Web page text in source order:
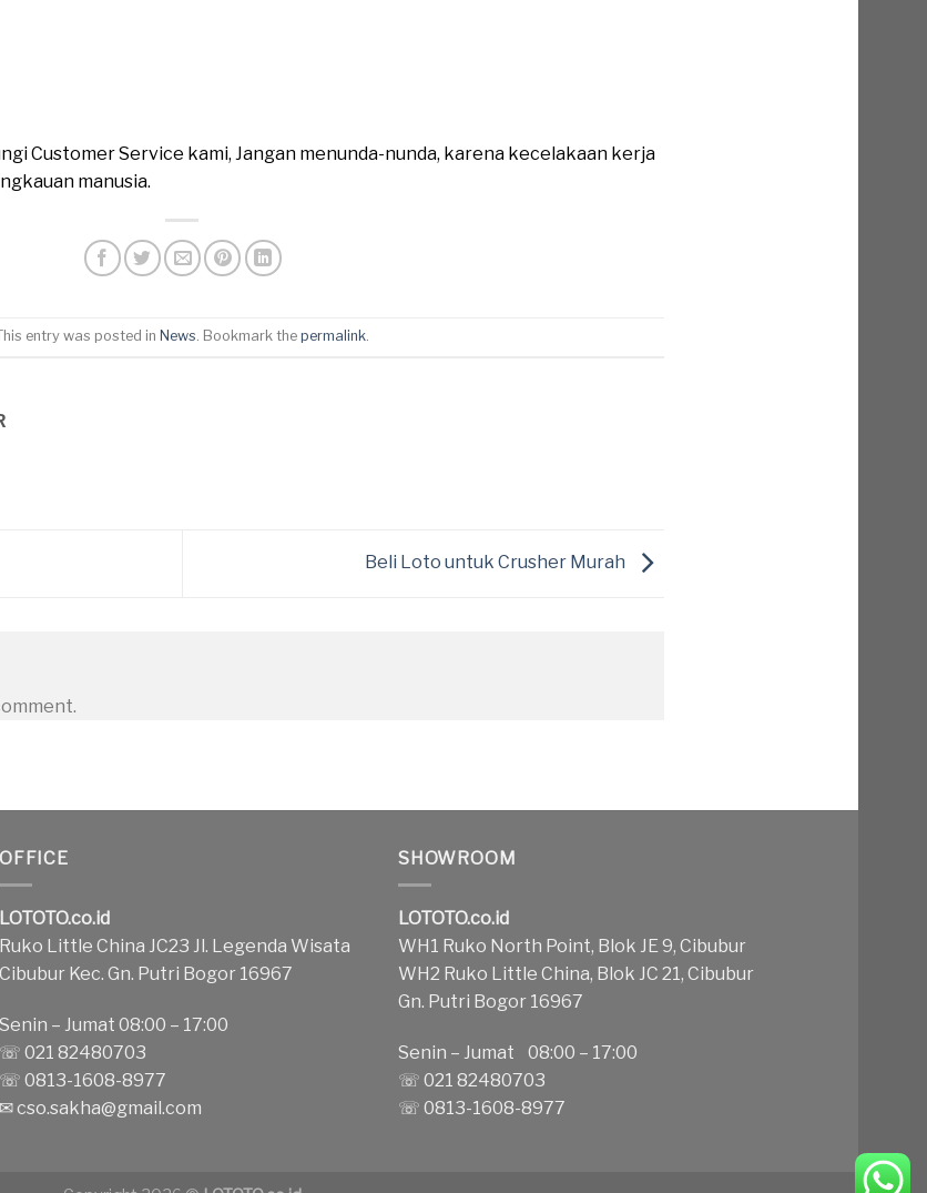
Customer Service kami, Jangan menunda-nunda, karena kecelakaan kerja
manusia.
entry was posted in News. Bookmark the permalink.
Beli Loto untuk Crusher Murah
OFFICE
LOTOTO.co.id
Ruko Little China JC23 Jl. Legenda Wisata
Cibubur Kec. Gn. Putri Bogor 16967
Senin – Jumat 08:00 – 17:00
☏ 021 82480703
☏ 0813-1608-8977
✉cso.sakha@gmail.com
SHOWROOM
LOTOTO.co.id
WH1 Ruko North Point, Blok JE 9, Cibubur
WH2 Ruko Little China, Blok JC 21, Cibubur
Gn. Putri Bogor 16967
Senin – Jumat 08:00 – 17:00
☏ 021 82480703
☏ 0813-1608-8977